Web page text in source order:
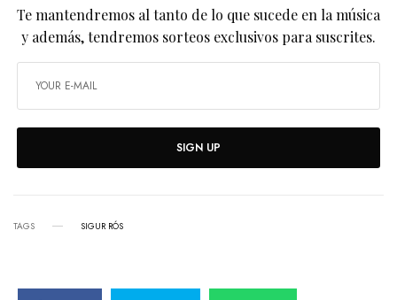
Te mantendremos al tanto de lo que sucede en la música
y además, tendremos sorteos exclusivos para suscrites.
SIGN UP
TAGS SIGUR RÓS